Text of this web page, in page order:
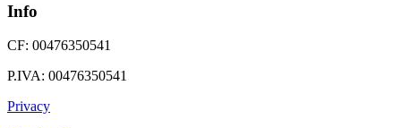
Info
CF: 00476350541
P.IVA: 00476350541
Privacy